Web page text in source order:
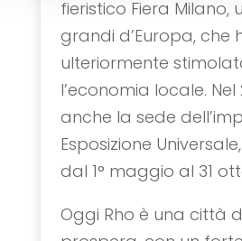
fieristico Fiera Milano,
grandi d’Europa, che
ulteriormente
l’economia locale. Nel
anche la sede
Esposizione
dal 1° maggio al 31
Oggi Rho è una città